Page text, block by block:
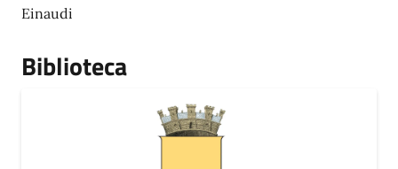
Einaudi
Biblioteca